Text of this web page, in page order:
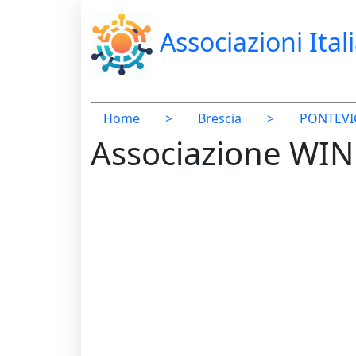
Associazioni
Home > Brescia >
Associazione